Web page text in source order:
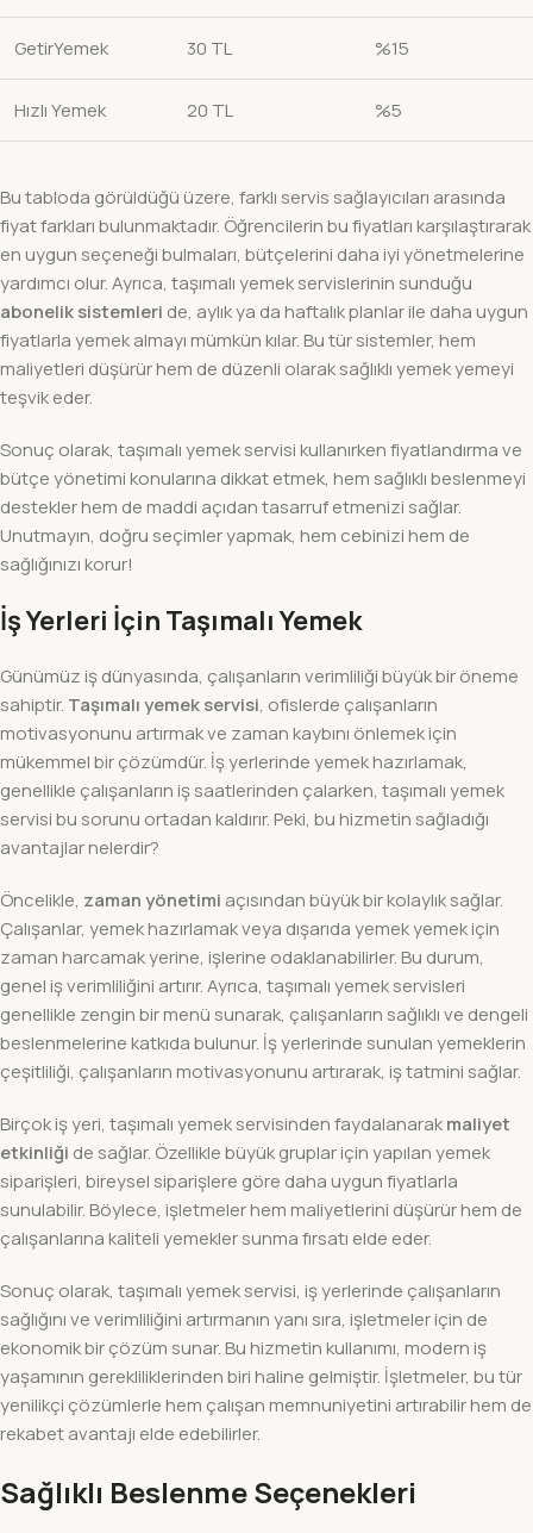
GetirYemek 30 TL %15
Hızlı Yemek 20 TL %5
Bu tabloda görüldüğü üzere, farklı servis sağlayıcıları arasında
fiyat farkları bulunmaktadır. Öğrencilerin bu fiyatları karşılaştırarak
en uygun seçeneği bulmaları, bütçelerini daha iyi yönetmelerine
yardımcı olur. Ayrıca, taşımalı yemek servislerinin sunduğu
abonelik sistemleri de, aylık ya da haftalık planlar ile daha uygun
fiyatlarla yemek almayı mümkün kılar. Bu tür sistemler, hem
maliyetleri düşürür hem de düzenli olarak sağlıklı yemek yemeyi
teşvik eder.
Sonuç olarak, taşımalı yemek servisi kullanırken fiyatlandırma ve
bütçe yönetimi konularına dikkat etmek, hem sağlıklı beslenmeyi
destekler hem de maddi açıdan tasarruf etmenizi sağlar.
Unutmayın, doğru seçimler yapmak, hem cebinizi hem de
sağlığınızı korur!
İş Yerleri İçin Taşımalı Yemek
Günümüz iş dünyasında, çalışanların verimliliği büyük bir öneme
sahiptir. Taşımalı yemek servisi, ofislerde çalışanların
motivasyonunu artırmak ve zaman kaybını önlemek için
mükemmel bir çözümdür. İş yerlerinde yemek hazırlamak,
genellikle çalışanların iş saatlerinden çalarken, taşımalı yemek
servisi bu sorunu ortadan kaldırır. Peki, bu hizmetin sağladığı
avantajlar nelerdir?
Öncelikle, zaman yönetimi açısından büyük bir kolaylık sağlar.
Çalışanlar, yemek hazırlamak veya dışarıda yemek yemek için
zaman harcamak yerine, işlerine odaklanabilirler. Bu durum,
genel iş verimliliğini artırır. Ayrıca, taşımalı yemek servisleri
genellikle zengin bir menü sunarak, çalışanların sağlıklı ve dengeli
beslenmelerine katkıda bulunur. İş yerlerinde sunulan yemeklerin
çeşitliliği, çalışanların motivasyonunu artırarak, iş tatmini sağlar.
Birçok iş yeri, taşımalı yemek servisinden faydalanarakmaliyet
etkinliği de sağlar. Özellikle büyük gruplar için yapılan yemek
siparişleri, bireysel siparişlere göre daha uygun fiyatlarla
sunulabilir. Böylece, işletmeler hem maliyetlerini düşürür hem de
çalışanlarına kaliteli yemekler sunma fırsatı elde eder.
Sonuç olarak, taşımalı yemek servisi, iş yerlerinde çalışanların
sağlığını ve verimliliğini artırmanın yanı sıra, işletmeler için de
ekonomik bir çözüm sunar. Bu hizmetin kullanımı, modern iş
yaşamının gerekliliklerinden biri haline gelmiştir. İşletmeler, bu tür
yenilikçi çözümlerle hem çalışan memnuniyetini artırabilir hem de
rekabet avantajı elde edebilirler.
Sağlıklı Beslenme Seçenekleri